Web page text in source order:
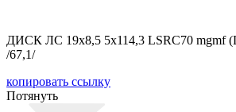
ДИСК ЛС 19x8,5 5x114,3 LSRC70 mgmf
/67,1/
копировать ссылку
Потянуть